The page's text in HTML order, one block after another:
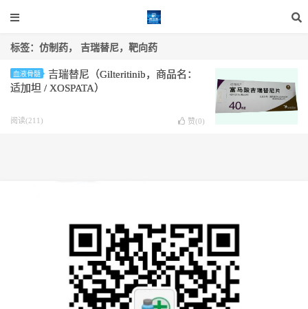
标签：仿制药， 吉瑞替尼，靶向药
血液骨髓
吉瑞替尼（Gilteritinib，商品名：
适加坦 / XOSPATA）
阅读(211) 赞(0)